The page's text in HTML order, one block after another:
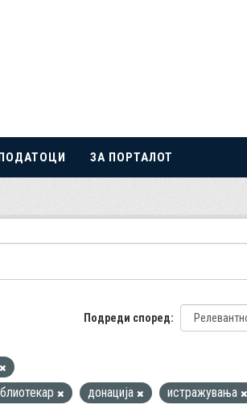
ЗА ПОРТАЛОТ
Подреди според
донација истражувања